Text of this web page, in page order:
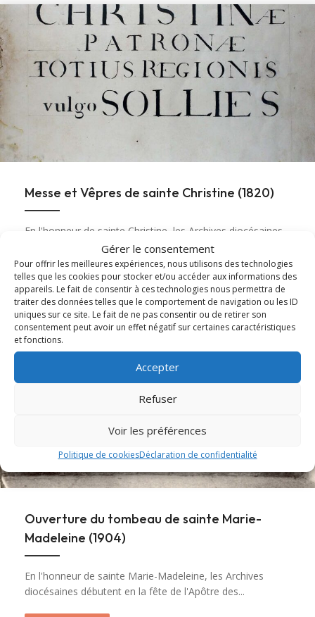
Gérer le consentement
Pour offrir les meilleures expériences, nous utilisons des technologies
telles que les cookies pour stocker et/ou accéder aux informations des
appareils. Le fait de consentir à ces technologies nous permettra de
traiter des données telles que le comportement de navigation ou les ID
uniques sur ce site. Le fait de ne pas consentir ou de retirer son
consentement peut avoir un effet négatif sur certaines caractéristiques
et fonctions.
Accepter
Refuser
Voir les préférences
Politique de cookiesDéclaration de confidentialité
Messe et Vêpres de sainte Christine (1820)
En l'honneur de sainte Christine, les Archives diocésaines
mettent en ligne l'office ancien de sainte...
Lire cet article about Messe et Vêpres de sainte Christine
Ouverture du tombeau de sainte Marie-
Madeleine (1904)
En l'honneur de sainte Marie-Madeleine, les Archives
diocésaines débutent en la fête de l'Apôtre des...